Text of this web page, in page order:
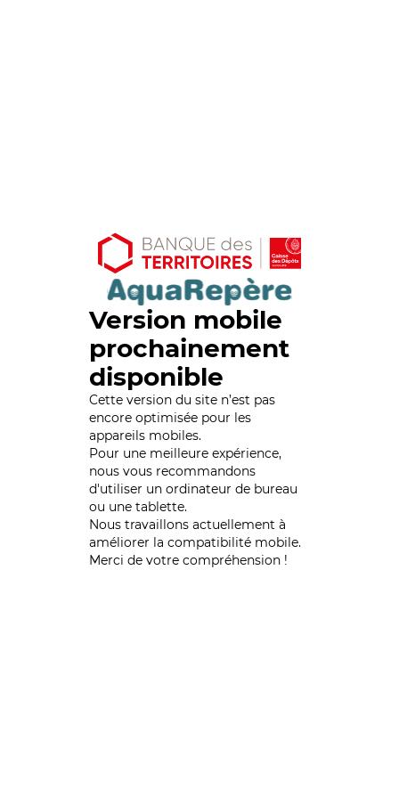
Version mobile
prochainement
disponible
Cette version du site n’est pas
encore optimisée pour les
appareils mobiles.
Pour une meilleure expérience,
nous vous recommandons
d'utiliser un ordinateur de bureau
ou une tablette.
Nous travaillons actuellement à
améliorer la compatibilité mobile.
Merci de votre compréhension !